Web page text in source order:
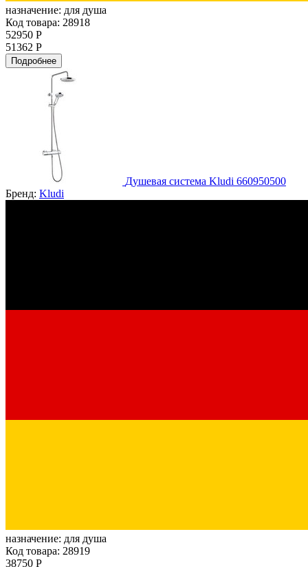
назначение: для душа
Код товара: 28918
52950 Р
51362 Р
Подробнее
Душевая система Kludi 660950500
Бренд: Kludi
назначение: для душа
Код товара: 28919
38750 Р